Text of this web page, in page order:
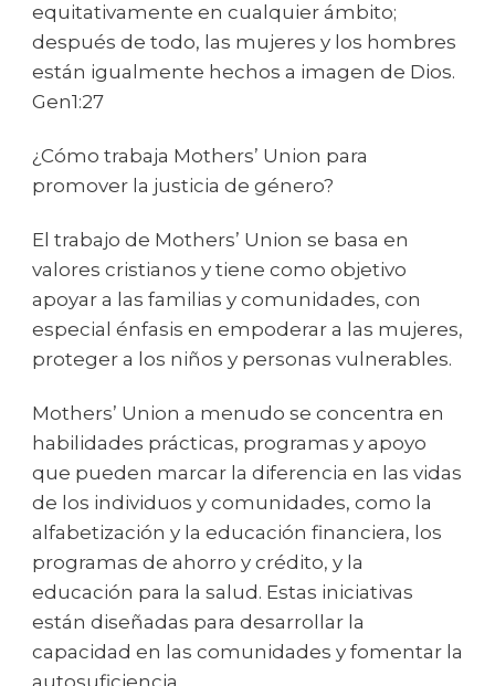
equitativamente en cualquier ámbito;
después de todo, las mujeres y los hombres
están igualmente hechos a imagen de Dios.
Gen1:27
¿Cómo trabaja Mothers’ Union para
promover la justicia de género?
El trabajo de Mothers’ Union se basa en
valores cristianos y tiene como objetivo
apoyar a las familias y comunidades, con
especial énfasis en empoderar a las mujeres,
proteger a los niños y personas vulnerables.
Mothers’ Union a menudo se concentra en
habilidades prácticas, programas y apoyo
que pueden marcar la diferencia en las vidas
de los individuos y comunidades, como la
alfabetización y la educación financiera, los
programas de ahorro y crédito, y la
educación para la salud. Estas iniciativas
están diseñadas para desarrollar la
capacidad en las comunidades y fomentar la